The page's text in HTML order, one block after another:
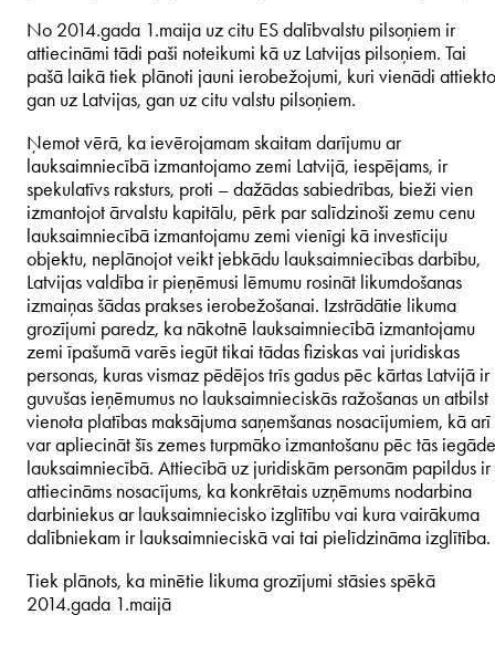
No 2014.gada 1.maija uz citu ES dalībvalstu pilsoņiem ir
attiecināmi tādi paši noteikumi kā uz Latvijas pilsoņiem. Tai
pašā laikā tiek plānoti jauni ierobežojumi, kuri vienādi
gan uz Latvijas, gan uz citu valstu pilsoņiem.
Ņemot vērā, ka ievērojamam skaitam darījumu ar
lauksaimniecībā izmantojamo zemi Latvijā, iespējams, ir
spekulatīvs raksturs, proti – dažādas sabiedrības, bieži vien
izmantojot ārvalstu kapitālu, pērk par salīdzinoši zemu cenu
lauksaimniecībā izmantojamu zemi vienīgi kā investīciju
objektu, neplānojot veikt jebkādu lauksaimniecības darbību,
Latvijas valdība ir pieņēmusi lēmumu rosināt likumdošanas
izmaiņas šādas prakses ierobežošanai. Izstrādātie likuma
grozījumi paredz, ka nākotnē lauksaimniecībā izmantojamu
zemi īpašumā varēs iegūt tikai tādas fiziskas vai juridiskas
personas, kuras vismaz pēdējos trīs gadus pēc kārtas Latvijā ir
guvušas ieņēmumus no lauksaimnieciskās ražošanas un atbilst
vienota platības maksājuma saņemšanas nosacījumiem, kā arī
var apliecināt šīs zemes turpmāko izmantošanu pēc tās
lauksaimniecībā. Attiecībā uz juridiskām personām papildus ir
attiecināms nosacījums, ka konkrētais uzņēmums nodarbina
darbiniekus ar lauksaimniecisko izglītību vai kura vairākuma
dalībniekam ir lauksaimnieciskā vai tai pielīdzināma izglītība.
Tiek plānots, ka minētie likuma grozījumi stāsies spēkā
2014.gada 1.maijā